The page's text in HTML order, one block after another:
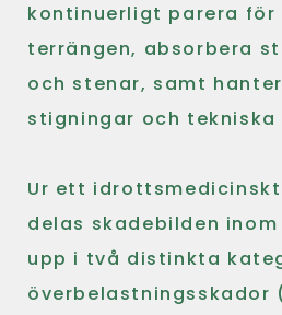
kontinuerligt parera för
terrängen, absorbera
och stenar, samt
stigningar och
Ur ett
delas skadebilden
upp i två distinkta
överbelastningsskador